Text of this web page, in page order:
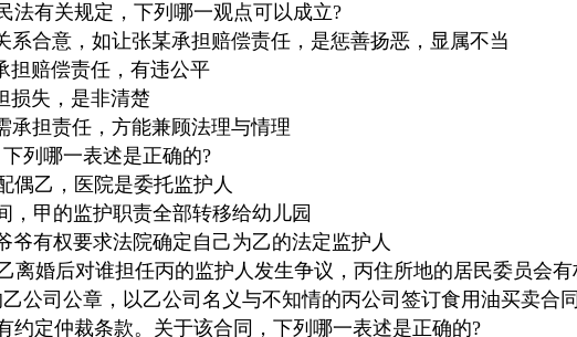
法有关规定，下列哪一观点可以成立?
合意，如让张某承担赔偿责任，是惩善扬恶，显属不当
赔偿责任，有违公平
损失，是非清楚
担责任，方能兼顾法理与情理
列哪一表述是正确的?
偶乙，医院是委托监护人
，甲的监护职责全部转移给幼儿园
爷有权要求法院确定自己为乙的法定监护人
离婚后对谁担任丙的监护人发生争议，丙住所地的居民委员会有
公司公章，以乙公司名义与不知情的丙公司签订食用油买卖合
约定仲裁条款。关于该合同，下列哪一表述是正确的?